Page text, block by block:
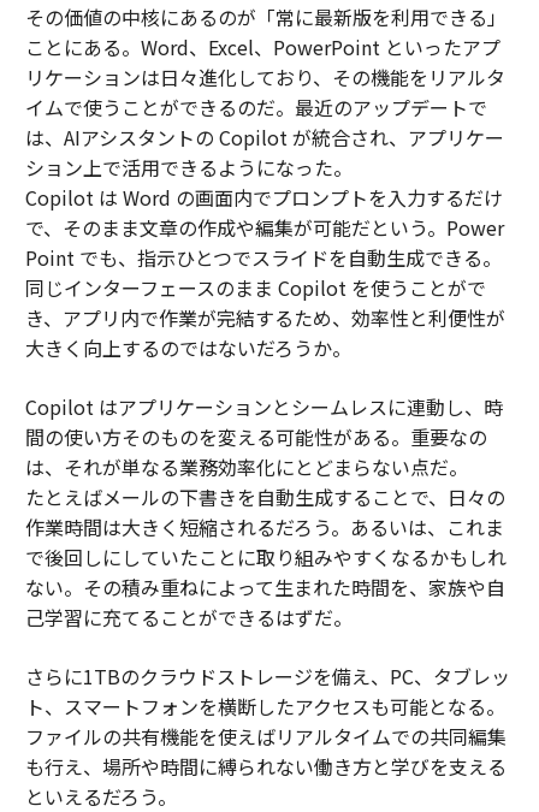
その価値の中核にあるのが「常に最新版を利用できる」
ことにある。Word、Excel、PowerPoint といったアプ
リケーションは日々進化しており、その機能をリアルタ
イムで使うことができるのだ。最近のアップデートで
は、AIアシスタントの Copilot が統合され、アプリケー
ション上で活用できるようになった。
Copilot は Word の画面内でプロンプトを入力するだけ
で、そのまま文章の作成や編集が可能だという。Power
Point でも、指示ひとつでスライドを自動生成できる。
同じインターフェースのまま Copilot を使うことがで
き、アプリ内で作業が完結するため、効率性と利便性が
大きく向上するのではないだろうか。
Copilot はアプリケーションとシームレスに連動し、時
間の使い方そのものを変える可能性がある。重要なの
は、それが単なる業務効率化にとどまらない点だ。
たとえばメールの下書きを自動生成することで、日々の
作業時間は大きく短縮されるだろう。あるいは、これま
で後回しにしていたことに取り組みやすくなるかもしれ
ない。その積み重ねによって生まれた時間を、家族や自
己学習に充てることができるはずだ。
さらに1TBのクラウドストレージを備え、PC、タブレッ
ト、スマートフォンを横断したアクセスも可能となる。
ファイルの共有機能を使えばリアルタイムでの共同編集
も行え、場所や時間に縛られない働き方と学びを支える
といえるだろう。